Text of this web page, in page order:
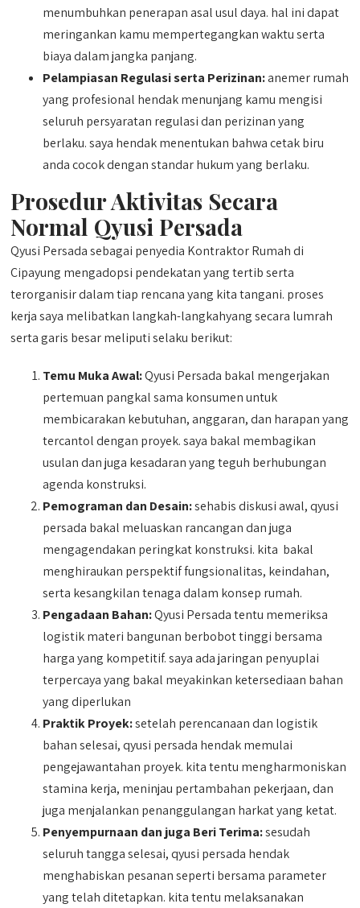
menumbuhkan penerapan asal usul daya. hal ini dapat
meringankan kamu mempertegangkan waktu serta
biaya dalam jangka panjang.
Pelampiasan Regulasi serta Perizinan:anemer rumah
yang profesional hendak menunjang kamu mengisi
seluruh persyaratan regulasi dan perizinan yang
berlaku. saya hendak menentukan bahwa cetak biru
anda cocok dengan standar hukum yang berlaku.
Prosedur Aktivitas Secara
Normal Qyusi Persada
Qyusi Persada sebagai penyedia Kontraktor Rumah di
Cipayung mengadopsi pendekatan yang tertib serta
terorganisir dalam tiap rencana yang kita tangani. proses
kerja saya melibatkan langkah-langkahyang secara lumrah
serta garis besar meliputi selaku berikut:
Temu Muka Awal:Qyusi Persada bakal mengerjakan
pertemuan pangkal sama konsumen untuk
membicarakan kebutuhan, anggaran, dan harapan yang
tercantol dengan proyek. saya bakal membagikan
usulan dan juga kesadaran yang teguh berhubungan
agenda konstruksi.
Pemograman dan Desain:sehabis diskusi awal, qyusi
persada bakal meluaskan rancangan dan juga
mengagendakan peringkat konstruksi. kita bakal
menghiraukan perspektif fungsionalitas, keindahan,
serta kesangkilan tenaga dalam konsep rumah.
Pengadaan Bahan:Qyusi Persada tentu memeriksa
logistik materi bangunan berbobot tinggi bersama
harga yang kompetitif. saya ada jaringan penyuplai
terpercaya yang bakal meyakinkan ketersediaan bahan
yang diperlukan
Praktik Proyek:setelah perencanaan dan logistik
bahan selesai, qyusi persada hendak memulai
pengejawantahan proyek. kita tentu mengharmoniskan
stamina kerja, meninjau pertambahan pekerjaan, dan
juga menjalankan penanggulangan harkat yang ketat.
Penyempurnaan dan juga Beri Terima:sesudah
seluruh tangga selesai, qyusi persada hendak
menghabiskan pesanan seperti bersama parameter
yang telah ditetapkan. kita tentu melaksanakan